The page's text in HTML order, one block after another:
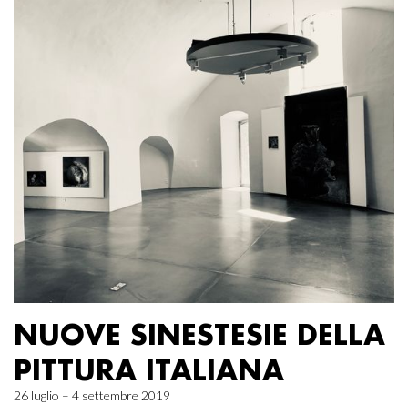
NUOVE SINESTESIE DELLA
PITTURA ITALIANA
26 luglio – 4 settembre 2019